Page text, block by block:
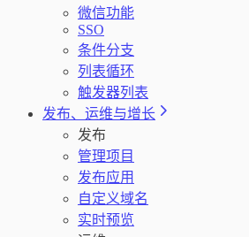
微信功能
SSO
条件分支
列表循环
触发器列表
发布、运维与增长
发布
管理项目
发布应用
自定义域名
实时预览